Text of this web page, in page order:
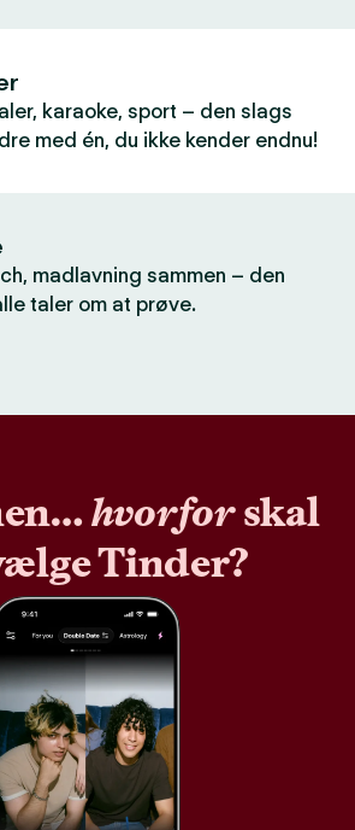
karaoke, sport – den slags
med én, du ikke kender endnu!
madlavning sammen – den
taler om at prøve.
hvorforskal
Tinder?